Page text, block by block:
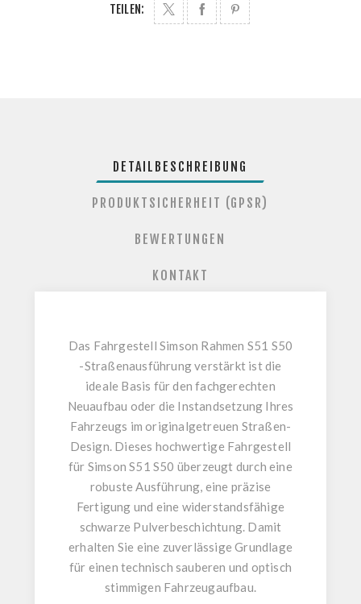
TEILEN:
DETAILBESCHREIBUNG
PRODUKTSICHERHEIT (GPSR)
BEWERTUNGEN
KONTAKT
Das Fahrgestell Simson Rahmen S51 S50
-Straßenausführung verstärktist die
ideale Basis für den fachgerechten
Neuaufbau oder die Instandsetzung Ihres
Fahrzeugs im originalgetreuen Straßen-
Design. Dieses hochwertige Fahrgestell
für Simson S51 S50 überzeugt durch eine
robuste Ausführung, eine präzise
Fertigung und eine widerstandsfähige
schwarze Pulverbeschichtung. Damit
erhalten Sie eine zuverlässige Grundlage
für einen technisch sauberen und optisch
stimmigen Fahrzeugaufbau.